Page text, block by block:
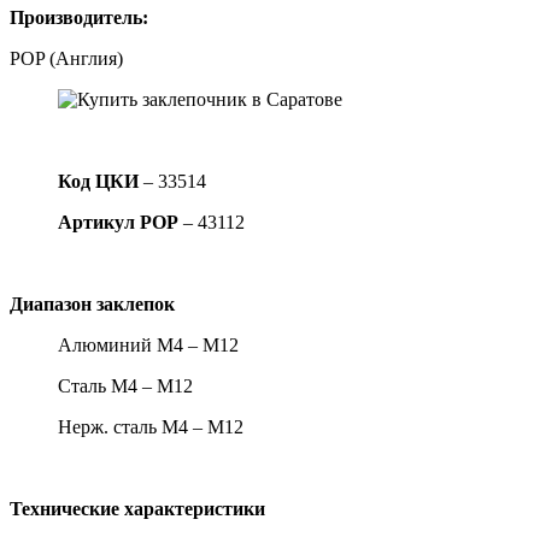
Производитель:
POP (Англия)
Код ЦКИ– 33514
Артикул POP – 43112
Диапазон заклепок
Алюминий М4 – М12
Сталь М4 – М12
Нерж. сталь М4 – М12
Технические характеристики